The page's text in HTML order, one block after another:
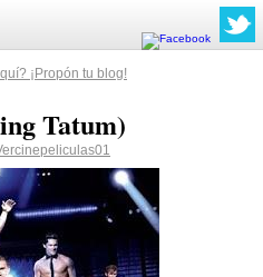
¡Propón tu blog!
Tatum)